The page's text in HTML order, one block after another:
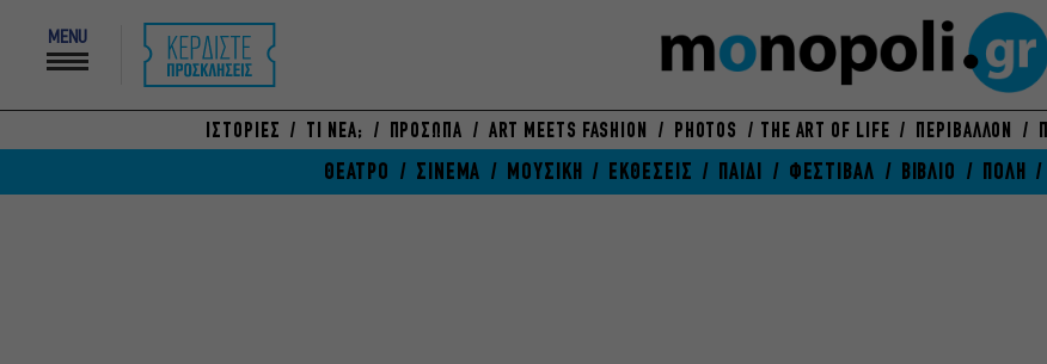
MENU
ΙΣΤΟΡΙΕΣ ΤΙ ΝΕΑ; ΠΡΟΣΩΠΑ ART MEETS FASHION PHOTOS THE ART OF LIFE ΠΕΡΙΒΑΛΛΟΝ
ΘΕΑΤΡΟ ΣΙΝΕΜΑ ΜΟΥΣΙΚΗ ΕΚΘΕΣΕΙΣ ΠΑΙΔΙ ΦΕΣΤΙΒΑΛ ΒΙΒΛΙΟ ΠΟΛΗ